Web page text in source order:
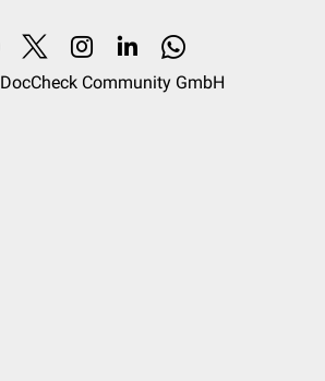
DocCheck Community GmbH